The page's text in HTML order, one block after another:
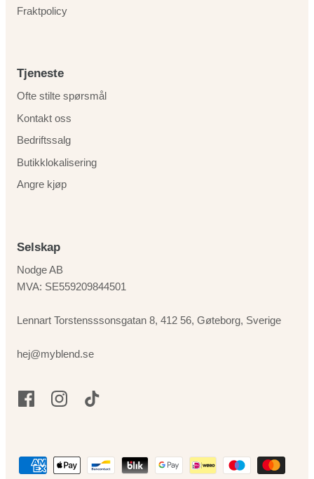
Fraktpolicy
Tjeneste
Ofte stilte spørsmål
Kontakt oss
Bedriftssalg
Butikklokalisering
Angre kjøp
Selskap
Nodge AB
MVA: SE559209844501
Lennart Torstensssonsgatan 8, 412 56, Gøteborg, Sverige
hej@myblend.se